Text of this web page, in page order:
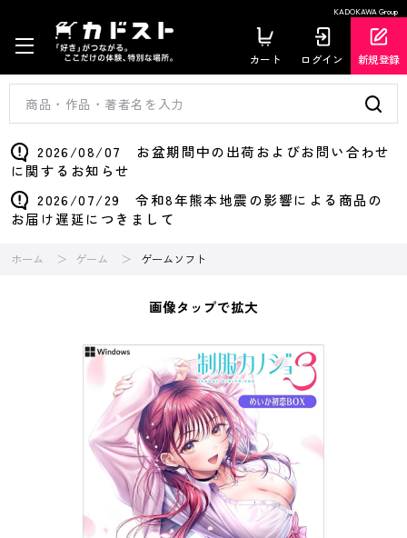
KADOKAWA Group
カート ログイン 新規登録
2026/08/07 お盆期間中の出荷およびお問い合わせ
に関するお知らせ
2026/07/29 令和8年熊本地震の影響による商品の
お届け遅延につきまして
ホーム ゲーム ゲームソフト
画像タップで拡大